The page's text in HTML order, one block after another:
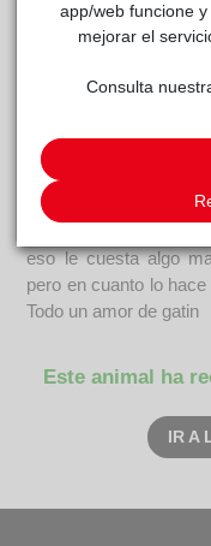
MAKI (URGENTE)
COMENTARIOS
Carácter
eso le cuesta algo
pero en cuanto lo
Todo un amor de gatin
Este animal ha
IR A
app/web funcione
mejorar el
Consulta